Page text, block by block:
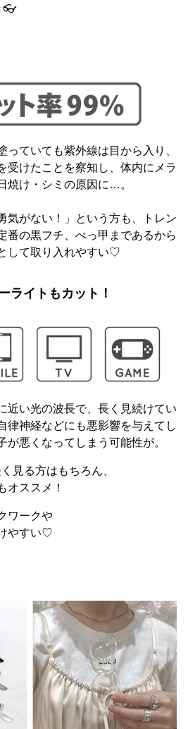
👓
っていても紫外線は目から入り、
受けたことを察知し、体内にメラ
焼け・シミの原因に… 。
気がない！」という方も、トレン
番の黒フチ、べっ甲まであるから
して取り入れやすい♡
ライトもカット！
近い光の波長で 、長く見続けてい
律神経などにも 悪影響を与えてし
が悪くなってしまう可能性が。
見る方はもちろん、
オススメ！
ワークや
やすい♡